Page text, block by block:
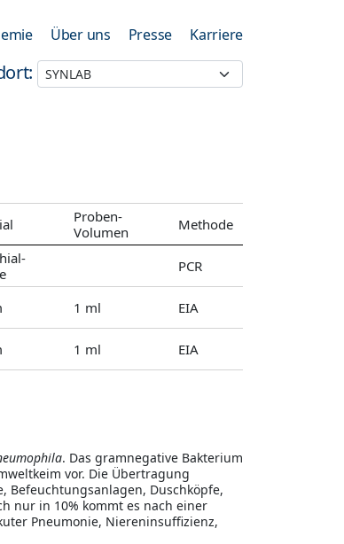
Über uns Presse Karriere
Proben-
Volumen
Methode
PCR
1 ml EIA
1 ml EIA
. Das gramnegative Bakterium
vor. Die Übertragung
Befeuchtungsanlagen, Duschköpfe,
nur in 10% kommt es nach einer
Pneumonie, Niereninsuffizienz,